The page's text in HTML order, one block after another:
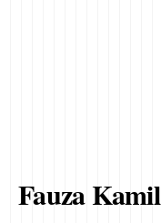
Fauza Kamil